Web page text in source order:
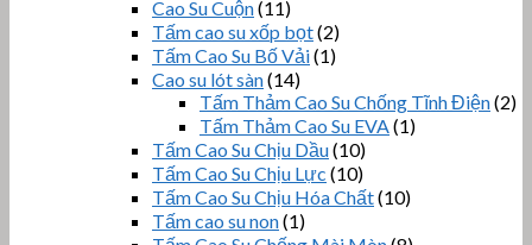
Cao Su Cuộn(11)
Tấm cao su xốp bọt(2)
Tấm Cao Su Bố Vải(1)
Cao su lót sàn(14)
Tấm Thảm Cao Su Chống Tĩnh Điện(2)
Tấm Thảm Cao Su EVA(1)
Tấm Cao Su Chịu Dầu(10)
Tấm Cao Su Chịu Lực (10)
Tấm Cao Su Chịu Hóa Chất(10)
Tấm cao su non(1)